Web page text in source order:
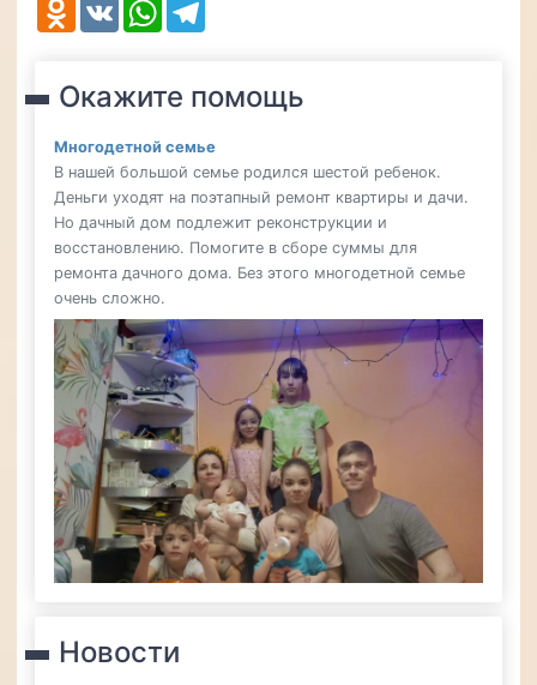
Odnoklassniki
VK WhatsApp
Окажите помощь
Многодетной семье
В нашей большой семье родился шестой ребенок.
Деньги уходят на поэтапный ремонт квартиры и дачи.
Но дачный дом подлежит реконструкции и
восстановлению. Помогите в сборе суммы для
ремонта дачного дома. Без этого многодетной семье
очень сложно.
Новости